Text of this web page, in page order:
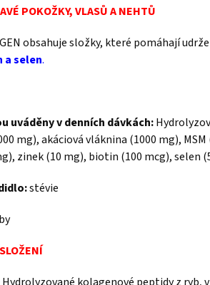
POKOŽKY, VLASŮ A NEHTŮ
obsahuje složky, které pomáhají
a selen.
uváděny v denních dávkách:
mg), akáciová vláknina (1000 mg),
zinek (10 mg), biotin (100 mcg), selen
stévie